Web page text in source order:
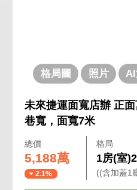
格局圖 照片
未來捷運面寬店辦 正
巷寬，面寬7米
總價
5,188萬
2.1%
格局
1房(室
((含加蓋1